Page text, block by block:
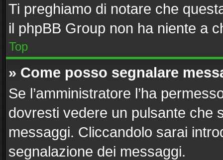
Ti preghiamo di notare che
il phpBB Group non ha niente a
Top
» Come posso segnalare
Se l’amministratore l’ha
dovresti vedere un pulsante che
messaggi. Cliccandolo sarai
segnalazione dei messaggi.